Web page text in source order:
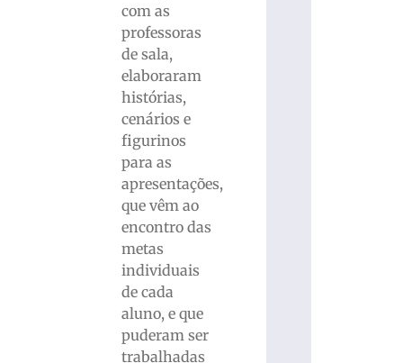
com as
professoras
de sala,
elaboraram
histórias,
cenários e
figurinos
para as
apresentações,
que vêm ao
encontro das
metas
individuais
de cada
aluno, e que
puderam ser
trabalhadas